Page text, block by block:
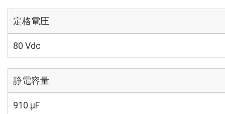
定格電圧
80 Vdc
静電容量
910 µF